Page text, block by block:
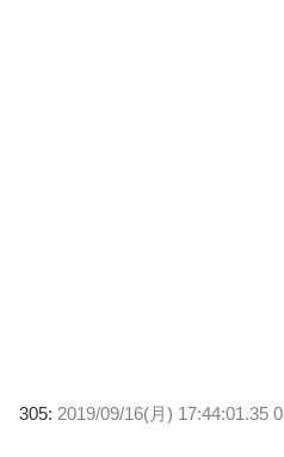
305: 2019/09/16(月) 17:44:01.35 0